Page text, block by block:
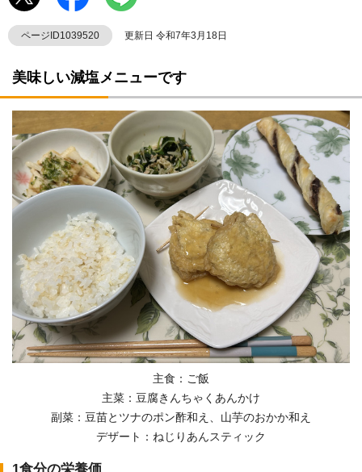
ページID1039520 更新日 令和7年3月18日
美味しい減塩メニューです
主食：ご飯
主菜：豆腐きんちゃくあんかけ
副菜：豆苗とツナのポン酢和え、山芋のおかか和え
デザート：ねじりあんスティック